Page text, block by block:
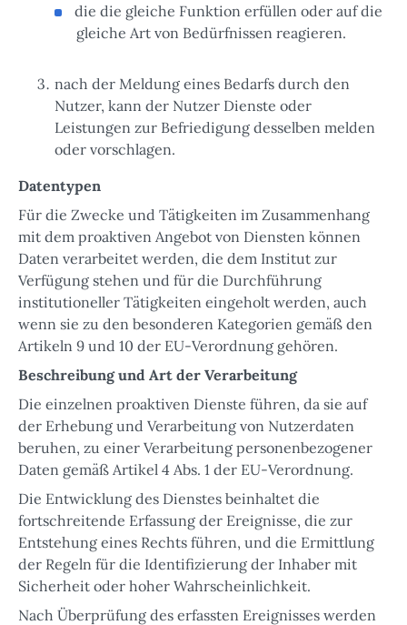
die die gleiche Funktion erfüllen oder auf die
gleiche Art von Bedürfnissen reagieren.
nach der Meldung eines Bedarfs durch den
Nutzer, kann der Nutzer Dienste oder
Leistungen zur Befriedigung desselben melden
oder vorschlagen.
Datentypen
Für die Zwecke und Tätigkeiten im Zusammenhang
mit dem proaktiven Angebot von Diensten können
Daten verarbeitet werden, die dem Institut zur
Verfügung stehen und für die Durchführung
institutioneller Tätigkeiten eingeholt werden, auch
wenn sie zu den besonderen Kategorien gemäß den
Artikeln 9 und 10 der EU-Verordnung gehören.
Beschreibung und Art der Verarbeitung
Die einzelnen proaktiven Dienste führen, da sie auf
der Erhebung und Verarbeitung von Nutzerdaten
beruhen, zu einer Verarbeitung personenbezogener
Daten gemäß Artikel 4 Abs. 1 der EU-Verordnung.
Die Entwicklung des Dienstes beinhaltet die
fortschreitende Erfassung der Ereignisse, die zur
Entstehung eines Rechts führen, und die Ermittlung
der Regeln für die Identifizierung der Inhaber mit
Sicherheit oder hoher Wahrscheinlichkeit.
Nach Überprüfung des erfassten Ereignisses werden